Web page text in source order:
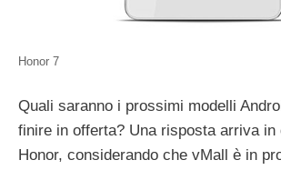
Honor 7
Quali saranno i prossimi modelli
finire in offerta? Una risposta arriva in
Honor, considerando che vMall è in